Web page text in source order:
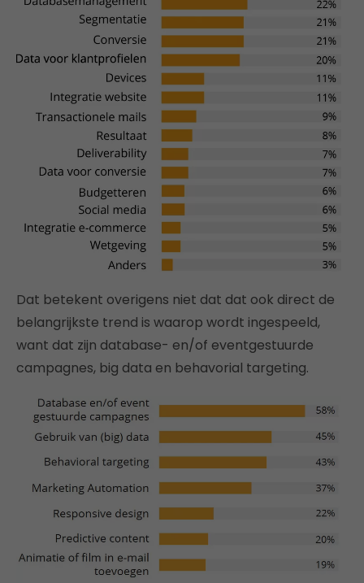
Dat betekent overigens niet dat dat ook direct de
belangrijkste trend is waarop wordt ingespeeld,
want dat zijn database- en/of eventgestuurde
campagnes, big data en behavorial targeting.